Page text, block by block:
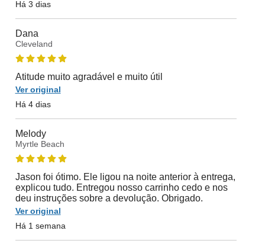
Há 3 dias
Dana
Cleveland
Atitude muito agradável e muito útil
Ver original
Há 4 dias
Melody
Myrtle Beach
Jason foi ótimo. Ele ligou na noite anterior à entrega,
explicou tudo. Entregou nosso carrinho cedo e nos
deu instruções sobre a devolução. Obrigado.
Ver original
Há 1 semana